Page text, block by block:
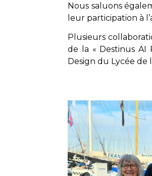
Nous saluons
leur participation à
Plusieurs
de la « Destinus AI
Design du Lycée